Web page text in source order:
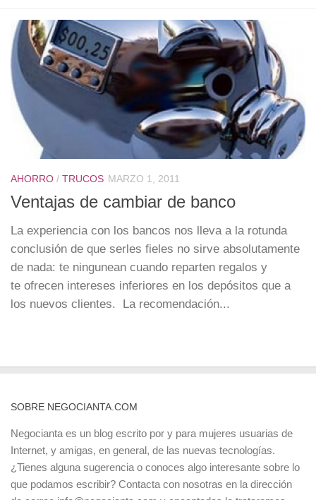
AHORRO / TRUCOS MARZO 1, 2011
Ventajas de cambiar de banco
La experiencia con los bancos nos lleva a la rotunda
conclusión de que serles fieles no sirve absolutamente
de nada: te ningunean cuando reparten regalos y
te ofrecen intereses inferiores en los depósitos que a
los nuevos clientes. La recomendación...
SOBRE NEGOCIANTA.COM
Negocianta es un blog escrito por y para mujeres usuarias de
Internet, y amigas, en general, de las nuevas tecnologías.
¿Tienes alguna sugerencia o conoces algo interesante sobre lo
que podamos escribir? Contacta con nosotras en la dirección